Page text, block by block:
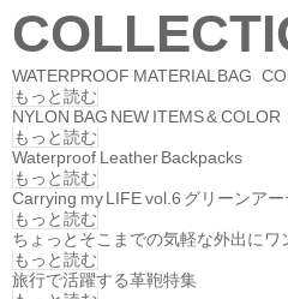
WATERPROOF MATERIAL BAG
もっと読む
NYLON BAG NEW ITEMS & COLOR
もっと読む
Waterproof Leather Backpacks
もっと読む
Carrying my LIFE vol.6 グリーンア
もっと読む
ちょっとそこまでの気軽な外出にワ
もっと読む
旅行で活躍する革鞄特集